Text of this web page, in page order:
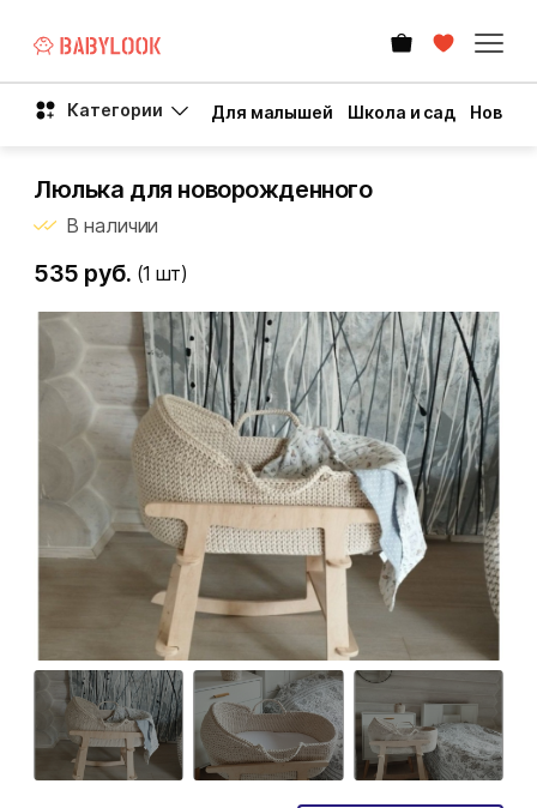
Категории Для малышей Школа и сад Новый
Люлька для новорожденного
В наличии
535 руб. (1 шт)